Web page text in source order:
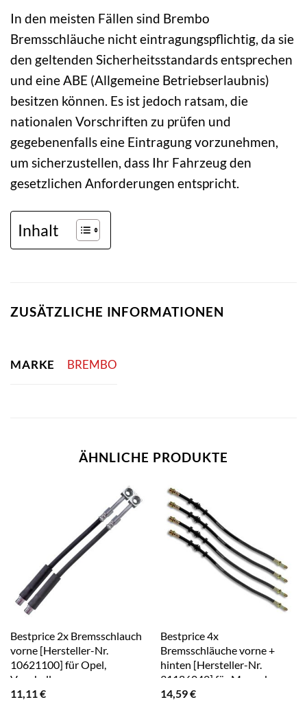
In den meisten Fällen sind Brembo
Bremsschläuche nicht eintragungspflichtig, da sie
den geltenden Sicherheitsstandards entsprechen
und eine ABE (Allgemeine Betriebserlaubnis)
besitzen können. Es ist jedoch ratsam, die
nationalen Vorschriften zu prüfen und
gegebenenfalls eine Eintragung vorzunehmen,
um sicherzustellen, dass Ihr Fahrzeug den
gesetzlichen Anforderungen entspricht.
Inhalt
ZUSÄTZLICHE INFORMATIONEN
MARKE BREMBO
ÄHNLICHE PRODUKTE
Bestprice 2x Bremsschlauch
vorne [Hersteller-Nr.
10621100] für Opel,
Vauxhall
11,11€
Bestprice 4x
Bremsschläuche vorne +
hinten [Hersteller-Nr.
31186042] für Mercedes-
Benz
14,59€